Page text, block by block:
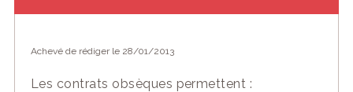
Achevé de rédiger le 28/01/2013
Les contrats obsèques permettent :